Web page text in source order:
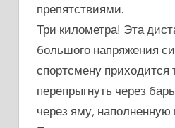
препятствиями.
Три километра! Эта
большого напряжения
спортсмену приходится
перепрыгнуть через
через яму, наполненную